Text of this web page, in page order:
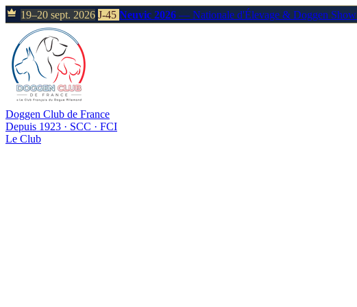
19–20 sept. 2026 J-45 Neuvic 2026 — Nationale d'Élevage & Doggen Show
Doggen Club de France
Depuis 1923 · SCC · FCI
Le Club